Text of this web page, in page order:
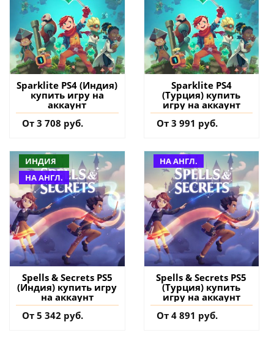
Sparklite PS4 (Индия)
купить игру на
аккаунт
От 3 708 руб.
Sparklite PS4
(Турция) купить
игру на аккаунт
От 3 991 руб.
ИНДИЯ
НА АНГЛ.
Spells & Secrets PS5
(Индия) купить игру
на аккаунт
От 5 342 руб.
НА АНГЛ.
Spells & Secrets PS5
(Турция) купить
игру на аккаунт
От 4 891 руб.